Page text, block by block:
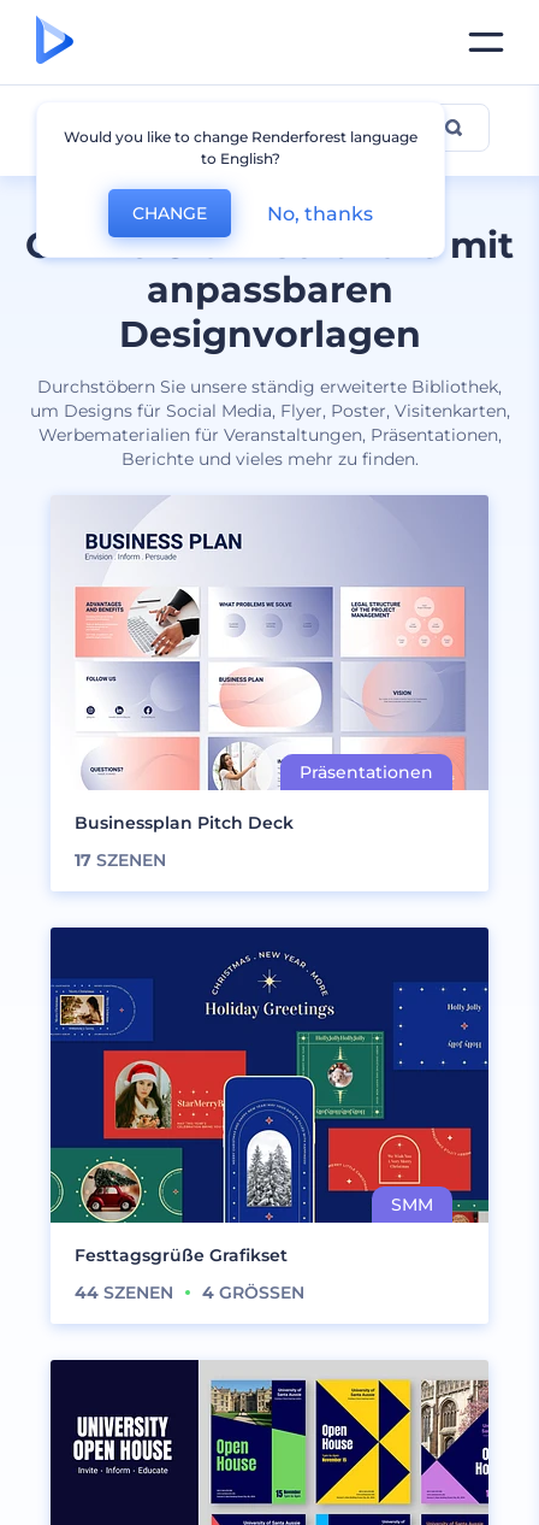
Online Grafiksoftware mit
anpassbaren
Designvorlagen
Durchstöbern Sie unsere ständig erweiterte Bibliothek,
um Designs für Social Media, Flyer, Poster, Visitenkarten,
Werbematerialien für Veranstaltungen, Präsentationen,
Berichte und vieles mehr zu finden.
Alle Designs
Businessplan Pitch Deck
17 SZENEN
Festtagsgrüße Grafikset
44 SZENEN 4 GRÖSSEN
Would you like to change Renderforest language
to English?
CHANGE No, thanks